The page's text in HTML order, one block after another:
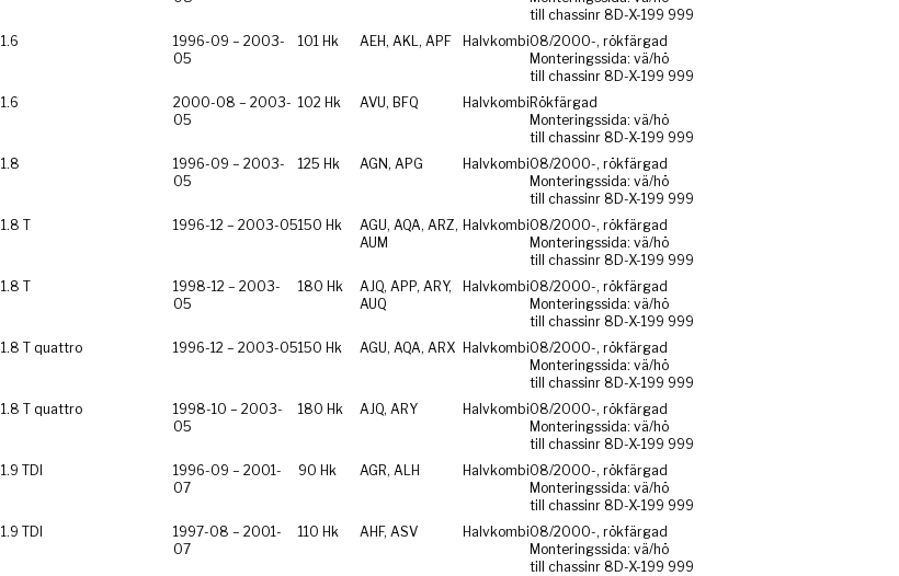
till chassinr 8D-X-199 999
1.6
1996-09 – 2003-
05
101 Hk AEH, AKL, APF Halvkombi08/2000-, rökfärgad
Monteringssida: vä/hö
till chassinr 8D-X-199 999
1.6
2000-08 – 2003-
05
102 Hk AVU, BFQ Halvkombi Rökfärgad
Monteringssida: vä/hö
till chassinr 8D-X-199 999
1.8
1996-09 – 2003-
05
125 Hk AGN, APG Halvkombi08/2000-, rökfärgad
Monteringssida: vä/hö
till chassinr 8D-X-199 999
1.8 T 1996-12 – 2003-05150 Hk
AGU, AQA, ARZ,
AUM
Halvkombi08/2000-, rökfärgad
Monteringssida: vä/hö
till chassinr 8D-X-199 999
1.8 T
1998-12 – 2003-
05
180 Hk
AJQ, APP, ARY,
AUQ
Halvkombi08/2000-, rökfärgad
Monteringssida: vä/hö
till chassinr 8D-X-199 999
1.8 T quattro 1996-12 – 2003-05150 Hk AGU, AQA, ARX Halvkombi08/2000-, rökfärgad
Monteringssida: vä/hö
till chassinr 8D-X-199 999
1.8 T quattro
1998-10 – 2003-
05
180 Hk AJQ, ARY Halvkombi08/2000-, rökfärgad
Monteringssida: vä/hö
till chassinr 8D-X-199 999
1.9 TDI
1996-09 – 2001-
07
90 Hk AGR, ALH Halvkombi08/2000-, rökfärgad
Monteringssida: vä/hö
till chassinr 8D-X-199 999
1.9 TDI
1997-08 – 2001-
07
110 Hk AHF, ASV Halvkombi08/2000-, rökfärgad
Monteringssida: vä/hö
till chassinr 8D-X-199 999